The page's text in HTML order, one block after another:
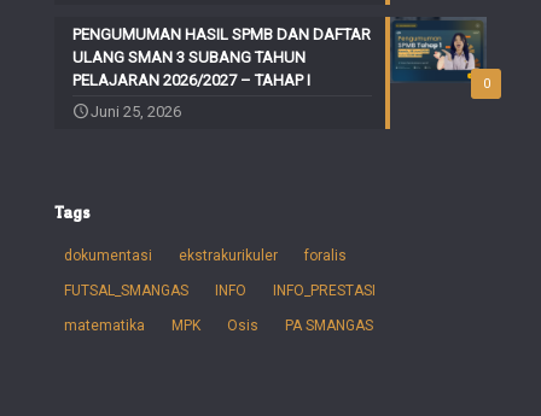
0
PENGUMUMAN HASIL SPMB DAN DAFTAR
ULANG SMAN 3 SUBANG TAHUN
PELAJARAN 2026/2027 – TAHAP I
Juni 25, 2026
Tags
dokumentasi ekstrakurikuler foralis
FUTSAL_SMANGAS INFO INFO_PRESTASI
matematika MPK Osis PA SMANGAS